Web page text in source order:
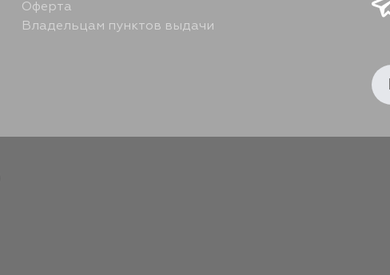
Оферта
Владельцам пунктов выдачи